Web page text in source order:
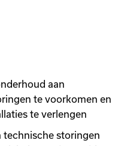
aan
te voorkomen en
te verlengen
technische storingen